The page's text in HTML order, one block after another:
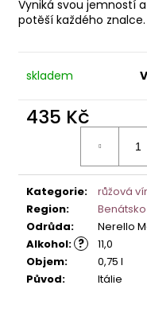
Vyniká svou jemností
potěší každého
skladem
435 Kč
Kategorie:
růžová
Region:
Benátsko
Odrůda: Nerello
?
Alkohol:
11,0
Objem:
0,75 l
Původ: Itálie